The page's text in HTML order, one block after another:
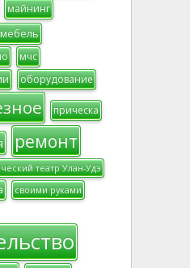
майнинг
мебель
мчс
оборудование
прическа
ремонт
театр Улан-Удэ
своими руками